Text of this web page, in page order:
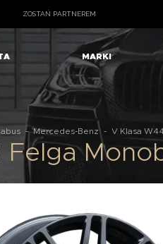
ZOSTAŃ PARTNEREM
MARKI
- Mercedes-Benz - V Klasa
Felga